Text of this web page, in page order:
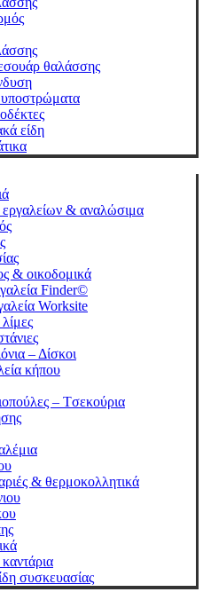
θαλάσσης
είδη
εργαλείων & αναλώσιμα
& οικοδομικά
Finder©
Worksite
– Δίσκοι
κήπου
– Tσεκούρια
& θερμοκολλητικά
συσκευασίας